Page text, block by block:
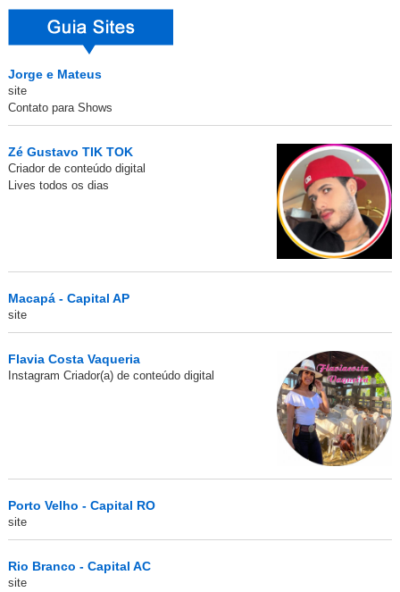
Jorge e Mateus
site
Contato para Shows
Zé Gustavo TIK TOK
Criador de conteúdo digital
Lives todos os dias
Macapá - Capital AP
site
Flavia Costa Vaqueria
Instagram Criador(a) de conteúdo digital
Porto Velho - Capital RO
site
Rio Branco - Capital AC
site